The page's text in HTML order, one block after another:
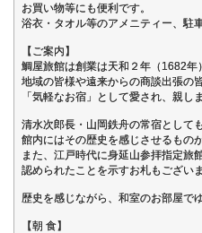
お買い物等にも便利です。
浴衣・タオル等のアメニティー、駐
【ご案内】
鯛屋旅館は創業は天和２年（1682年
地域の皆様や遠来からの商談出張の
「気軽なお宿」として愛され、親し
清水次郎長・山岡鉄舟の常宿として
館内にはその歴史を感じさせるもの
また、江戸時代に身延山参拝指定旅
認められたことを示すお札もございま
歴史を感じながら、和室のお部屋で
【朝 食】